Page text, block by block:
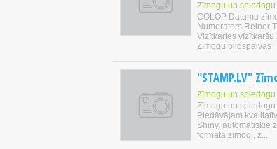
Zīmogu un
COLOP Datumu
Numerators Reiner
Vizītkartes
Zīmogu pildspalvas
"STAMP.LV"
Zīmogu un
Zīmogu un
Piedāvājam
Shiny, automātiskie
formāta zīmogi, z...